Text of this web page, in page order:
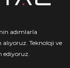
adımlarla
Teknoloji ve
ediyoruz.